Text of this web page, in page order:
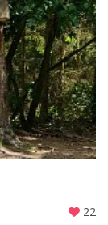
22